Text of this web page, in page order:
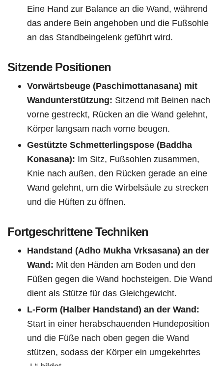
Eine Hand zur Balance an die Wand, während
das andere Bein angehoben und die Fußsohle
an das Standbeingelenk geführt wird.
Sitzende Positionen
Vorwärtsbeuge (Paschimottanasana) mit
Wandunterstützung: Sitzend mit Beinen nach
vorne gestreckt, Rücken an die Wand gelehnt,
Körper langsam nach vorne beugen.
Gestützte Schmetterlingspose (Baddha
Konasana): Im Sitz, Fußsohlen zusammen,
Knie nach außen, den Rücken gerade an eine
Wand gelehnt, um die Wirbelsäule zu strecken
und die Hüften zu öffnen.
Fortgeschrittene Techniken
Handstand (Adho Mukha Vrksasana) an der
Wand: Mit den Händen am Boden und den
Füßen gegen die Wand hochsteigen. Die Wand
dient als Stütze für das Gleichgewicht.
L-Form (Halber Handstand) an der Wand:
Start in einer herabschauenden Hundeposition
und die Füße nach oben gegen die Wand
stützen, sodass der Körper ein umgekehrtes